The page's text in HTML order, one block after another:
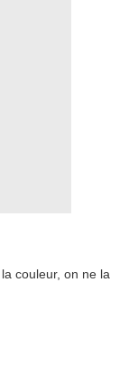
couleur, on ne la